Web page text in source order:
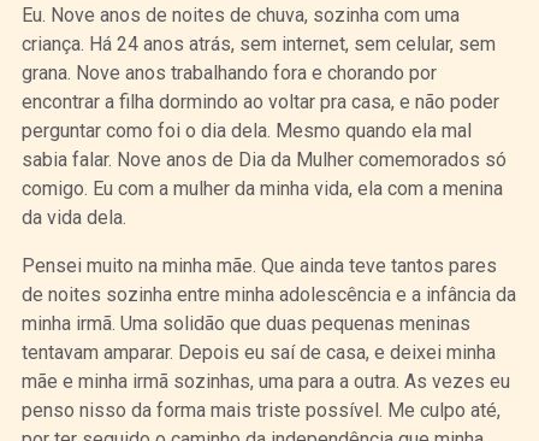
Eu. Nove anos de noites de chuva, sozinha com uma
criança. Há 24 anos atrás, sem internet, sem celular, sem
grana. Nove anos trabalhando fora e chorando por
encontrar a filha dormindo ao voltar pra casa, e não poder
perguntar como foi o dia dela. Mesmo quando ela mal
sabia falar. Nove anos de Dia da Mulher comemorados só
comigo. Eu com a mulher da minha vida, ela com a menina
da vida dela.
Pensei muito na minha mãe. Que ainda teve tantos pares
de noites sozinha entre minha adolescência e a infância da
minha irmã. Uma solidão que duas pequenas meninas
tentavam amparar. Depois eu saí de casa, e deixei minha
mãe e minha irmã sozinhas, uma para a outra. As vezes eu
penso nisso da forma mais triste possível. Me culpo até,